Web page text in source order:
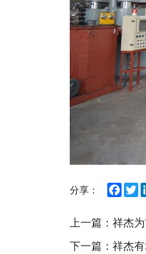
分享：
上一篇： 祥杰
下一篇： 祥杰